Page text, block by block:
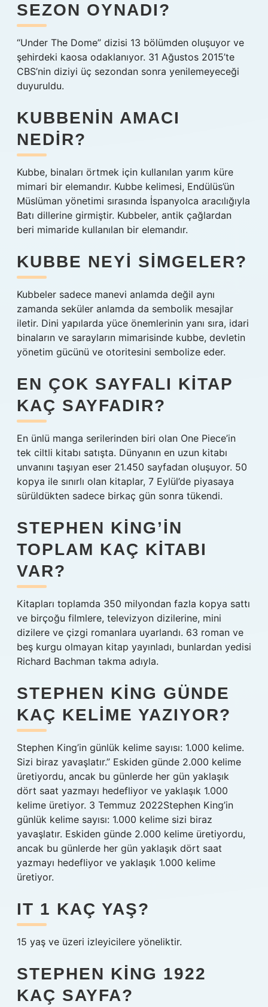
SEZON OYNADI?
“Under The Dome” dizisi 13 bölümden oluşuyor ve
şehirdeki kaosa odaklanıyor. 31 Ağustos 2015’te
CBS’nin diziyi üç sezondan sonra yenilemeyeceği
duyuruldu.
KUBBENIN AMACI
NEDIR?
Kubbe, binaları örtmek için kullanılan yarım küre
mimari bir elemandır. Kubbe kelimesi, Endülüs’ün
Müslüman yönetimi sırasında İspanyolca aracılığıyla
Batı dillerine girmiştir. Kubbeler, antik çağlardan
beri mimaride kullanılan bir elemandır.
KUBBE NEYI SIMGELER?
Kubbeler sadece manevi anlamda değil aynı
zamanda seküler anlamda da sembolik mesajlar
iletir. Dini yapılarda yüce önemlerinin yanı sıra, idari
binaların ve sarayların mimarisinde kubbe, devletin
yönetim gücünü ve otoritesini sembolize eder.
EN ÇOK SAYFALI KITAP
KAÇ SAYFADIR?
En ünlü manga serilerinden biri olan One Piece’in
tek ciltli kitabı satışta. Dünyanın en uzun kitabı
unvanını taşıyan eser 21.450 sayfadan oluşuyor. 50
kopya ile sınırlı olan kitaplar, 7 Eylül’de piyasaya
sürüldükten sadece birkaç gün sonra tükendi.
STEPHEN KING’IN
TOPLAM KAÇ KITABI
VAR?
Kitapları toplamda 350 milyondan fazla kopya sattı
ve birçoğu filmlere, televizyon dizilerine, mini
dizilere ve çizgi romanlara uyarlandı. 63 roman ve
beş kurgu olmayan kitap yayınladı, bunlardan yedisi
Richard Bachman takma adıyla.
STEPHEN KING GÜNDE
KAÇ KELIME YAZIYOR?
Stephen King’in günlük kelime sayısı: 1.000 kelime.
Sizi biraz yavaşlatır.” Eskiden günde 2.000 kelime
üretiyordu, ancak bu günlerde her gün yaklaşık
dört saat yazmayı hedefliyor ve yaklaşık 1.000
kelime üretiyor. 3 Temmuz 2022Stephen King’in
günlük kelime sayısı: 1.000 kelime sizi biraz
yavaşlatır. Eskiden günde 2.000 kelime üretiyordu,
ancak bu günlerde her gün yaklaşık dört saat
yazmayı hedefliyor ve yaklaşık 1.000 kelime
üretiyor.
IT 1 KAÇ YAŞ?
15 yaş ve üzeri izleyicilere yöneliktir.
STEPHEN KING 1922
KAÇ SAYFA?